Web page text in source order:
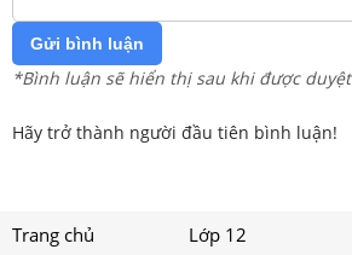
Gửi bình luận
*Bình luận sẽ hiển thị sau khi được duyệt
Hãy trở thành người đầu tiên bình luận!
Trang chủ Lớp 12